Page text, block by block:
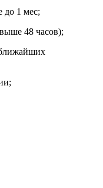
до 1 мес;
48 часов);